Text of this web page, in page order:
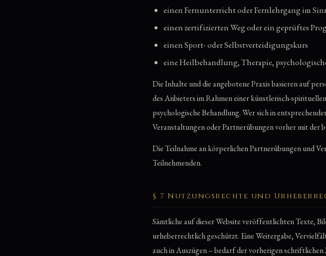
einen Fernunterricht oder Fernlehrgang im
einen zertifizierten Weg oder ein geprüftes
einen Sport- oder Selbstverteidigungskurs
eine Heilbehandlung, Therapie,
Die Inhalte und die angebotene Praxis basieren auf
des Anbieters im Rahmen einer künstlerisch-
psychologische Behandlung. Wer sich in
Veranstaltungen oder Partnerübungen vorher mit der
Die Teilnahme an körperlichen Partnerübungen und
Teilnehmenden.
§ 7 Nutzungsrechte und
Sämtliche auf dieser Website veröffentlichten Texte,
urheberrechtlich geschützt. Eine Weitergabe,
auch in Auszügen – bedarf der vorherigen